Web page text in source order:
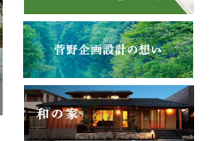
早速図面を手に入れ、現地調査。屋根勾